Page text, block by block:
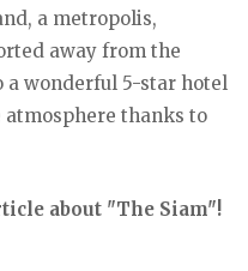
a metropolis,
away from the
a wonderful 5-star hotel
thanks to
about "The Siam"!